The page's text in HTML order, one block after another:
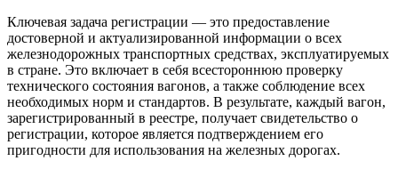
Ключевая задача регистрации — это предоставление
достоверной и актуализированной информации о всех
железнодорожных транспортных средствах, эксплуатируемых
в стране. Это включает в себя всестороннюю проверку
технического состояния вагонов, а также соблюдение всех
необходимых норм и стандартов. В результате, каждый вагон,
зарегистрированный в реестре, получает свидетельство о
регистрации, которое является подтверждением его
пригодности для использования на железных дорогах.